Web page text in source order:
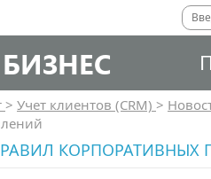
> Учет клиентов (CRM) >
КОРПОРАТИВНЫХ